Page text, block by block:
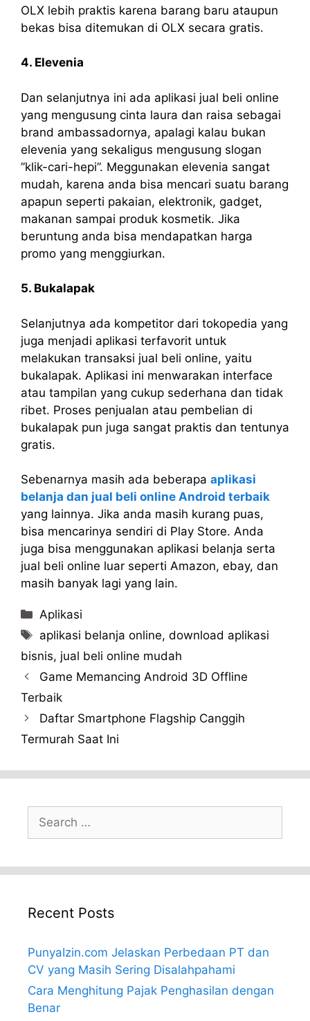
OLX lebih praktis karena barang baru ataupun
bekas bisa ditemukan di OLX secara gratis.
4. Elevenia
Dan selanjutnya ini ada aplikasi jual beli online
yang mengusung cinta laura dan raisa sebagai
brand ambassadornya, apalagi kalau bukan
elevenia yang sekaligus mengusung slogan
”klik-cari-hepi”. Meggunakan elevenia sangat
mudah, karena anda bisa mencari suatu barang
apapun seperti pakaian, elektronik, gadget,
makanan sampai produk kosmetik. Jika
beruntung anda bisa mendapatkan harga
promo yang menggiurkan.
5. Bukalapak
Selanjutnya ada kompetitor dari tokopedia yang
juga menjadi aplikasi terfavorit untuk
melakukan transaksi jual beli online, yaitu
bukalapak. Aplikasi ini menwarakan interface
atau tampilan yang cukup sederhana dan tidak
ribet. Proses penjualan atau pembelian di
bukalapak pun juga sangat praktis dan tentunya
gratis.
Sebenarnya masih ada beberapa aplikasi
belanja dan jual beli online Android terbaik
yang lainnya. Jika anda masih kurang puas,
bisa mencarinya sendiri di Play Store. Anda
juga bisa menggunakan aplikasi belanja serta
jual beli online luar seperti Amazon, ebay, dan
masih banyak lagi yang lain.
Categories
Aplikasi
Tags
aplikasi belanja online,download aplikasi
bisnis, jual beli online mudah
Game Memancing Android 3D Offline
Terbaik
Daftar Smartphone Flagship Canggih
Termurah Saat Ini
Search
for:
Recent Posts
PunyaIzin.com Jelaskan Perbedaan PT dan
CV yang Masih Sering Disalahpahami
Cara Menghitung Pajak Penghasilan dengan
Benar